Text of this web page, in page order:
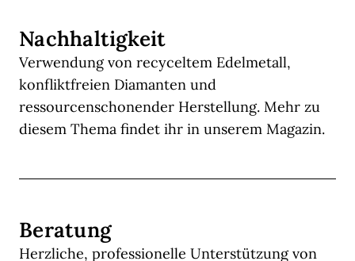
Nachhaltigkeit
Verwendung von recyceltem Edelmetall,
konfliktfreien Diamanten und
ressourcenschonender Herstellung. Mehr zu
diesem Thema findet ihr in unserem Magazin.
Beratung
Herzliche, professionelle Unterstützung von